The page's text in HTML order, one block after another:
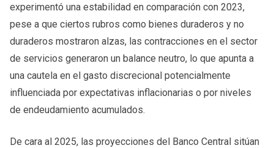
experimentó una estabilidad en comparación con 2023,
pese a que ciertos rubros como bienes duraderos y no
duraderos mostraron alzas, las contracciones en el sector
de servicios generaron un balance neutro, lo que apunta a
una cautela en el gasto discrecional potencialmente
influenciada por expectativas inflacionarias o por niveles
de endeudamiento acumulados.
De cara al 2025, las proyecciones del Banco Central sitúan